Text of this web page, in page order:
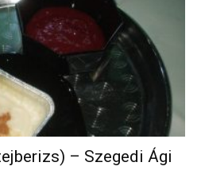
– Szegedi Ági